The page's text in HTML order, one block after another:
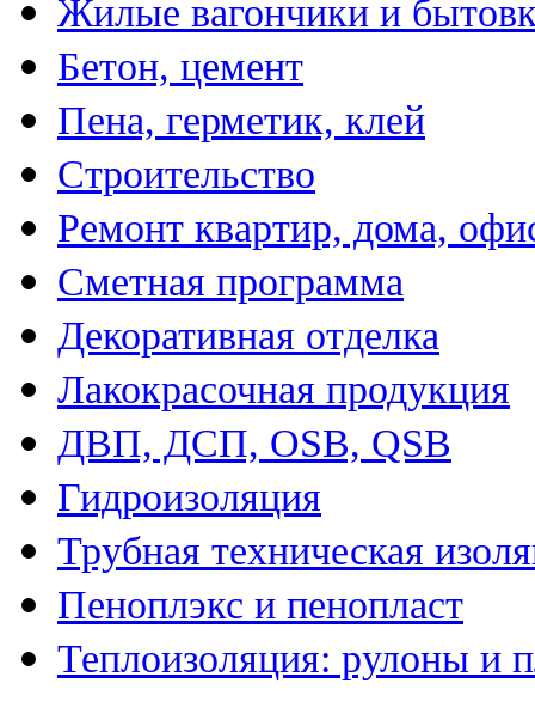
Жилые вагончики и
Бетон, цемент
Пена, герметик, клей
Строительство
Ремонт квартир, дома,
Сметная программа
Декоративная отделка
Лакокрасочная продукция
ДВП, ДСП, OSB, QSB
Гидроизоляция
Трубная техническая
Пеноплэкс и пенопласт
Теплоизоляция: рулоны и